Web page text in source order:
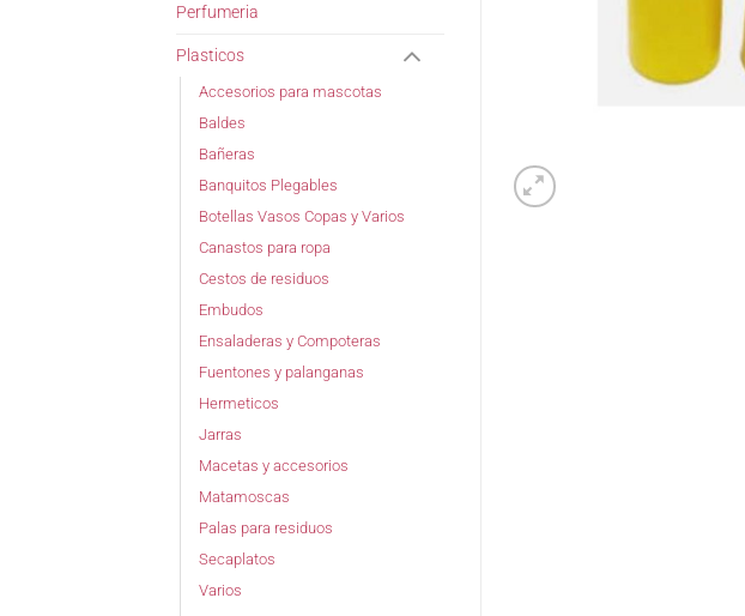
Perfumeria
Plasticos
Accesorios para mascotas
Baldes
Bañeras
Banquitos Plegables
Botellas Vasos Copas y Varios
Canastos para ropa
Cestos de residuos
Embudos
Ensaladeras y Compoteras
Fuentones y palanganas
Hermeticos
Jarras
Macetas y accesorios
Matamoscas
Palas para residuos
Secaplatos
Varios